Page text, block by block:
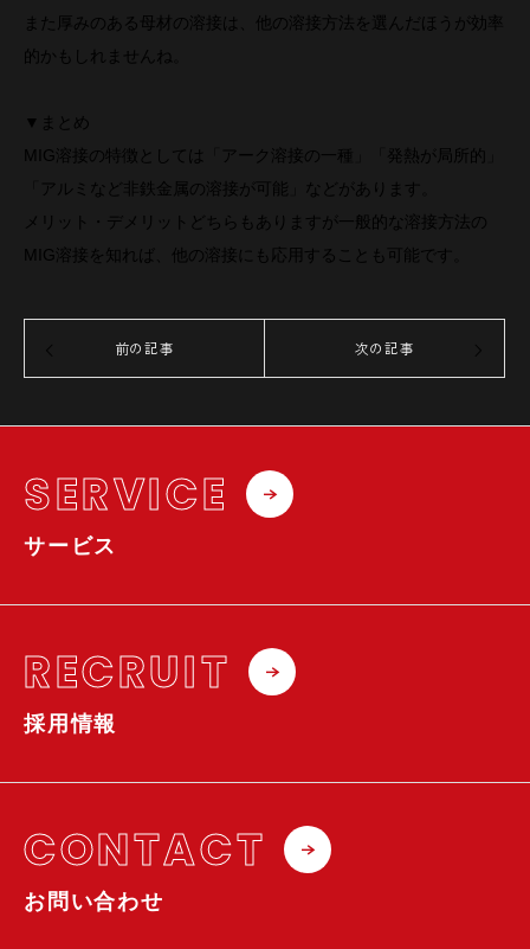
また厚みのある母材の溶接は、他の溶接方法を選んだほうが効率
的かもしれませんね。
▼まとめ
MIG溶接の特徴としては「アーク溶接の一種」「発熱が局所的」
「アルミなど非鉄金属の溶接が可能」などがあります。
メリット・デメリットどちらもありますが一般的な溶接方法の
MIG溶接を知れば、他の溶接にも応用することも可能です。
前の記事 次の記事
SERVICE
サービス
RECRUIT
採用情報
CONTACT
お問い合わせ